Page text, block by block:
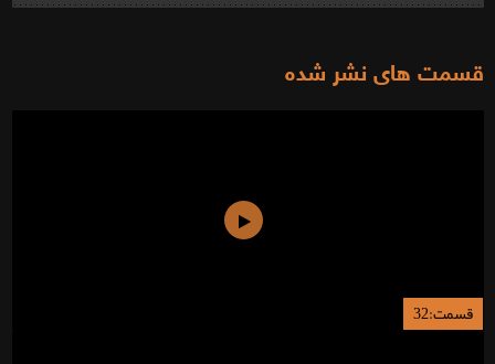
قسمت های نشر شده
قسمت:32